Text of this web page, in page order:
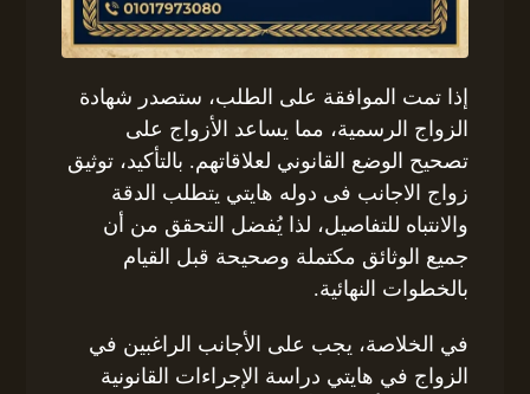
إذا تمت الموافقة على الطلب، ستصدر شهادة
الزواج الرسمية، مما يساعد الأزواج على
تصحيح الوضع القانوني لعلاقاتهم. بالتأكيد، توثيق
زواج الاجانب فى دوله هايتي يتطلب الدقة
والانتباه للتفاصيل، لذا يُفضل التحقق من أن
جميع الوثائق مكتملة وصحيحة قبل القيام
بالخطوات النهائية.
في الخلاصة، يجب على الأجانب الراغبين في
الزواج في هايتي دراسة الإجراءات القانونية